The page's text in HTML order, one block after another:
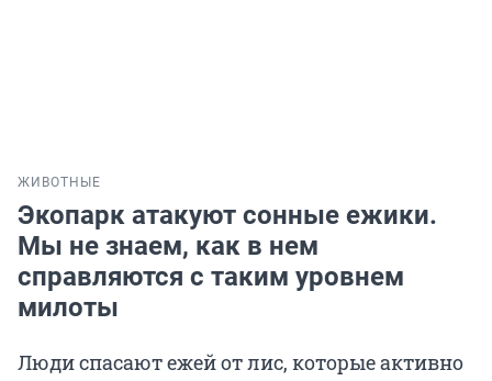
ЖИВОТНЫЕ
Экопарк атакуют сонные ежики.
Мы не знаем, как в нем
справляются с таким уровнем
милоты
Люди спасают ежей от лис, которые активно